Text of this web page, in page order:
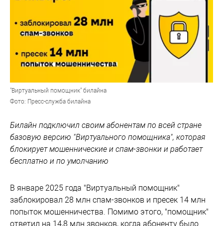
"Виртуальный помощник" билайна
Фото: Пресс-служба билайна
Билайн подключил своим абонентам по всей стране
базовую версию "Виртуального помощника", которая
блокирует мошеннические и спам-звонки и работает
бесплатно и по умолчанию
В январе 2025 года "Виртуальный помощник"
заблокировал 28 млн спам-звонков и пресек 14 млн
попыток мошенничества. Помимо этого, "помощник"
ответил на 14,8 млн звонков, когда абоненту было